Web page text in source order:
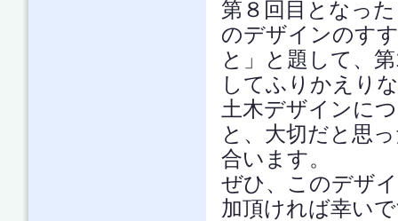
第８回目となっ
のデザインのす
と」と題して、
してふりかえり
土木デザインに
と、大切だと思
合います。
ぜひ、このデザ
加頂ければ幸い